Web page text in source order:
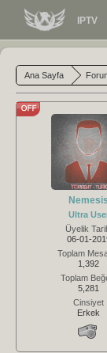
IPTV
Ana Sayfa
Nemesis
Ultra
Üyelik
06-01-
Toplam
1,392
Toplam
5,281
Cinsiyet
Erkek